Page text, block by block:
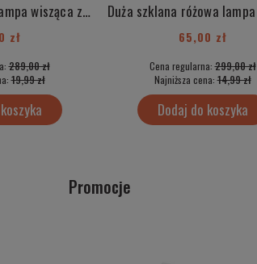
Loftowa stalowa lampa wisząca z elementami chrom industrialna ITAKA 3729
zł
289,00 zł
19,99 zł
65,00 zł
Cena regularna:299,00 zł
Najniższa cena:14,99 zł
Dodaj do koszyka
Promocje